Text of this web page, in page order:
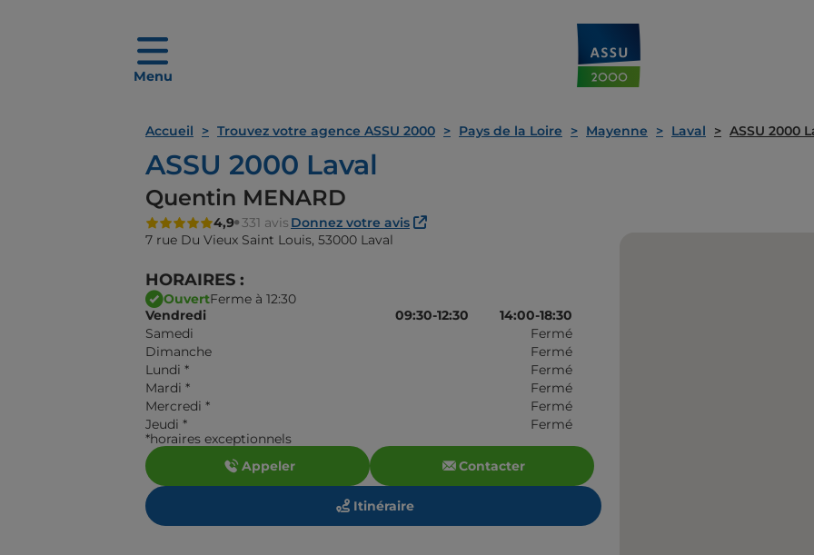
Menu
Accueil Trouvez votre agence ASSU 2000 Pays de la Loire Mayenne Laval ASSU 2000
ASSU 2000 Laval
Quentin MENARD
4,9 331 avis Donnez votre avis
7 rue Du Vieux Saint Louis, 53000 Laval
HORAIRES :
OuvertFerme à 12:30
Vendredi
09:30-12:30
14:00-18:30
Samedi
Fermé
Dimanche
Fermé
Lundi *
Fermé
Mardi *
Fermé
Mercredi *
Fermé
Jeudi *
Fermé
*horaires exceptionnels
Appeler
Contacter
Itinéraire